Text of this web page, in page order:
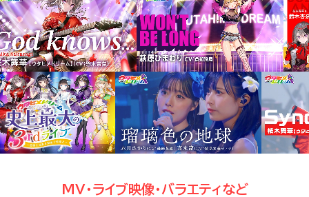
MV・ライブ映像・バラエティなど